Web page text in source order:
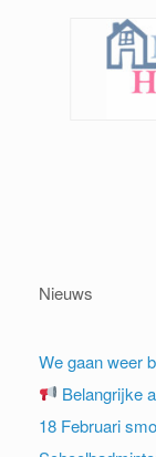
Nieuws
We gaan weer
Belangrijke
18 Februari